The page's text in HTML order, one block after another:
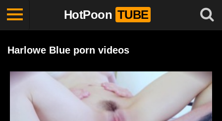
HotPoon TUBE
Harlowe Blue porn videos